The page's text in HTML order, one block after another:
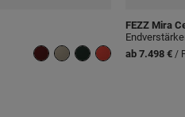
FEZZ Mira
ab 7.498 € /